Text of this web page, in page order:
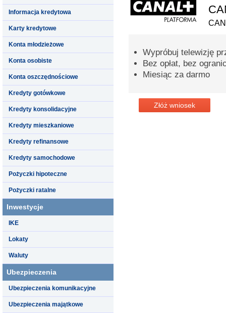
Informacja kredytowa
Karty kredytowe
Konta młodzieżowe
Konta osobiste
Konta oszczędnościowe
Kredyty gotówkowe
Kredyty konsolidacyjne
Kredyty mieszkaniowe
Kredyty refinansowe
Kredyty samochodowe
Pożyczki hipoteczne
Pożyczki ratalne
Inwestycje
IKE
Lokaty
Waluty
Ubezpieczenia
Ubezpieczenia komunikacyjne
Ubezpieczenia majątkowe
Wypróbuj telewizję
Bez opłat, bez
Miesiąc za darmo
Złóż wniosek